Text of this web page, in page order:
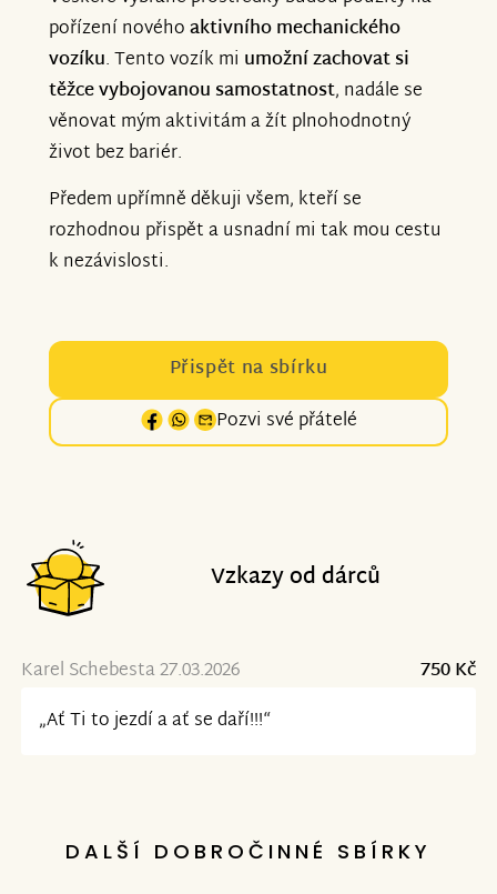
pořízení novéhoaktivního mechanického
vozíku. Tento vozík mi umožní zachovat si
těžce vybojovanou samostatnost, nadále se
věnovat mým aktivitám a žít plnohodnotný
život bez bariér.
Předem upřímně děkuji všem, kteří se
rozhodnou přispět a usnadní mi tak mou cestu
k nezávislosti.
Přispět na sbírku
Pozvi své přátelé
Vzkazy od dárců
Karel Schebesta 27.03.2026
750 Kč
„Ať Ti to jezdí a ať se daří!!!“
DALŠÍ DOBROČINNÉ SBÍRKY